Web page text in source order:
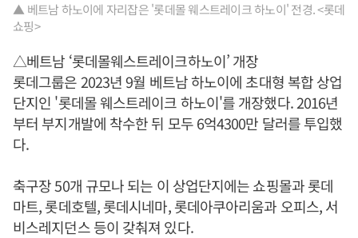
▲ 베트남 하노이에 자리잡은 '롯데몰 웨스트레이크 하노이' 전경. <롯데
쇼핑>
△베트남 ‘롯데몰웨스트레이크하노이’ 개장
롯데그룹은 2023년 9월 베트남 하노이에 초대형 복합 상업
단지인 '롯데몰 웨스트레이크 하노이'를 개장했다. 2016년
부터 부지개발에 착수한 뒤 모두 6억4300만 달러를 투입했
다.
축구장 50개 규모나 되는 이 상업단지에는 쇼핑몰과 롯데
마트, 롯데호텔, 롯데시네마, 롯데아쿠아리움과 오피스, 서
비스레지던스 등이 갖춰져 있다.